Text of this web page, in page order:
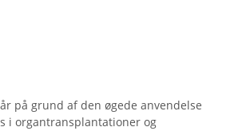
på grund af den øgede anvendelse
i organtransplantationer og